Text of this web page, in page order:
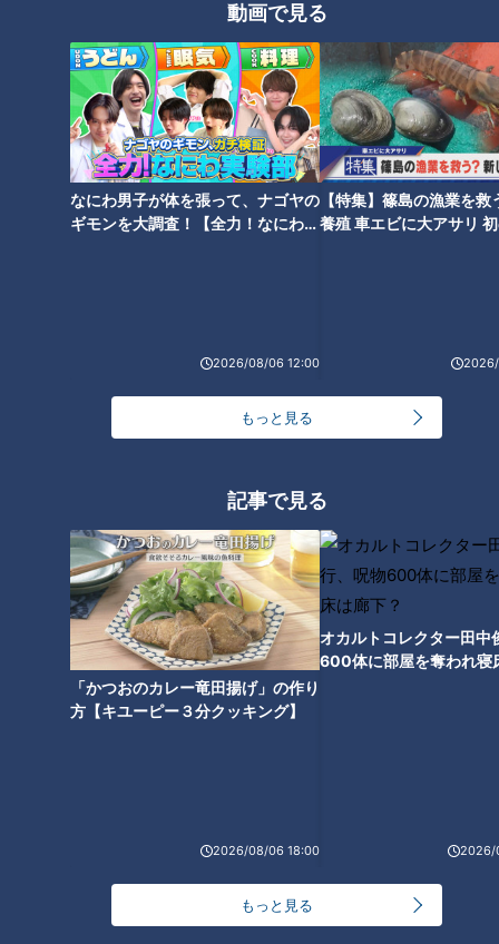
動画で見る
なにわ男子が体を張って、ナゴヤの
ギモンを大調査！【全力！なにわ実
2026/08/06 12:00
【特集】篠島の漁業を救
養殖 車エビに大アサリ
もっと見る
記事で見る
「かつおのカレー竜田揚げ」の作り
方【キユーピー３分クッキング】
2026/08/06 18:00
オカルトコレクター田中
600体に部屋を奪われ寝
2026/
もっと見る
なるか？【デパチャン】
タグ
チャント！ 寺坂頼我
オススメ関連コンテンツ
鬼のような眼差しにゾッ…！鬼
5tの山車を担ぎ上げる！ハプニ
ングが伝統になった奇祭 愛
まもなく猛暑予想の夏がやって
来る！人気米コシヒカリの受難
と農家の暑さ対策
蒸し暑い夜こそ“長袖・長ズボン
のパジャマ”！？夏でも長袖をオ
ススメする理由とは？
「蚊」に刺されないための対策
「足のにおい」？